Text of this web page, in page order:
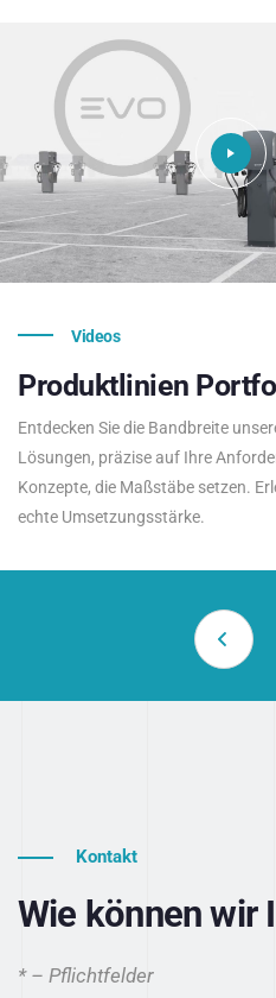
Videos
Produktlinien
Entdecken Sie die Bandbreite
Lösungen, präzise auf Ihre
Konzepte, die Maßstäbe setzen.
echte Umsetzungsstärke.
Kontakt
Wie können wir
* – Pflichtfelder